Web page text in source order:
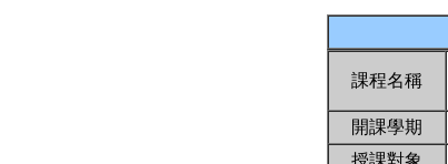
課程名稱
開課學期
授課對象